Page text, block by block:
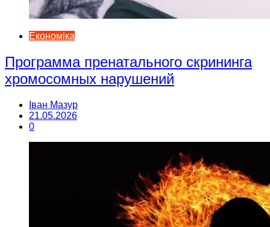
Економіка
Программа пренатального скрининга
хромосомных нарушений
Іван Мазур
21.05.2026
0